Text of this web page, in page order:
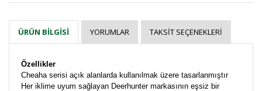
ÜRÜN BILGISI YORUMLAR TAKSIT SEÇENEKLERI
Özellikler
Cheaha serisi açık alanlarda kullanılmak üzere tasarlanmıştır
Her iklime uyum sağlayan Deerhunter markasının eşsiz bir